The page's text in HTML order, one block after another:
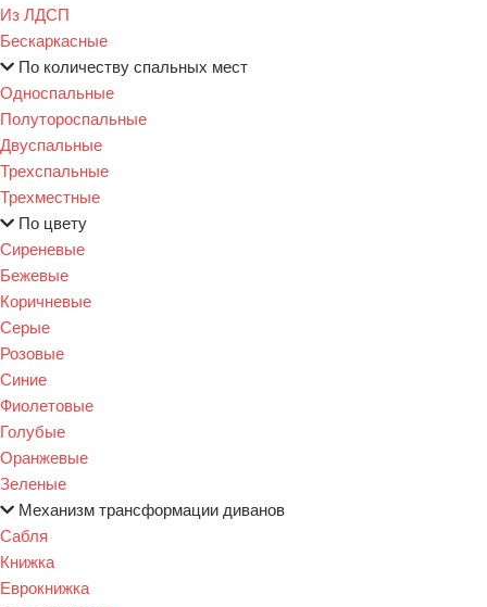
Из ЛДСП
Бескаркасные
По количеству спальных мест
Односпальные
Полутороспальные
Двуспальные
Трехспальные
Трехместные
По цвету
Сиреневые
Бежевые
Коричневые
Серые
Розовые
Синие
Фиолетовые
Голубые
Оранжевые
Зеленые
Механизм трансформации диванов
Сабля
Книжка
Еврокнижка